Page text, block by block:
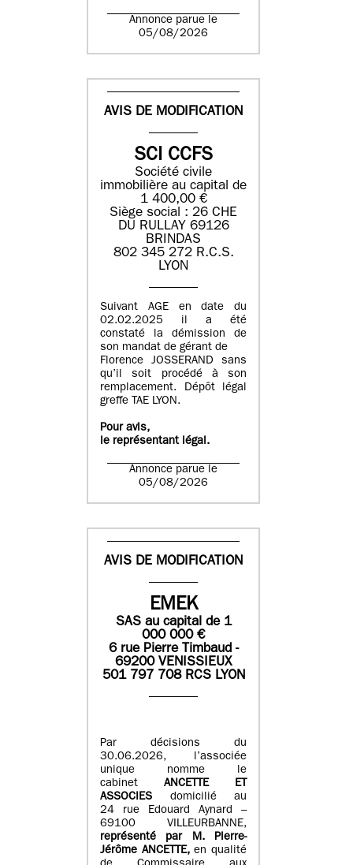
Annonce parue le
05/08/2026
AVIS DE MODIFICATION
SCI CCFS
Société civile
immobilière au capital de
1 400,00 €
Siège social : 26 CHE
DU RULLAY 69126
BRINDAS
802 345 272 R.C.S.
LYON
Suivant AGE en date du
02.02.2025 il a été
constaté la démission de
son mandat de gérant de
Florence JOSSERAND sans
qu’il soit procédé à son
remplacement. Dépôt légal
greffe TAE LYON.
Pour avis,
le représentant légal.
Annonce parue le
05/08/2026
AVIS DE MODIFICATION
EMEK
SASau capital de 1
000 000€
6 rue Pierre Timbaud -
69200 VENISSIEUX
501 797 708 RCS LYON
Par décisions du
30.06.2026, l’associée
unique nomme le
cabinet ANCETTE ET
ASSOCIES
domicilié au
24 rue Edouard Aynard –
69100 VILLEURBANNE,
représenté par M.Pierre-
Jérôme ANCETTE, en qualité